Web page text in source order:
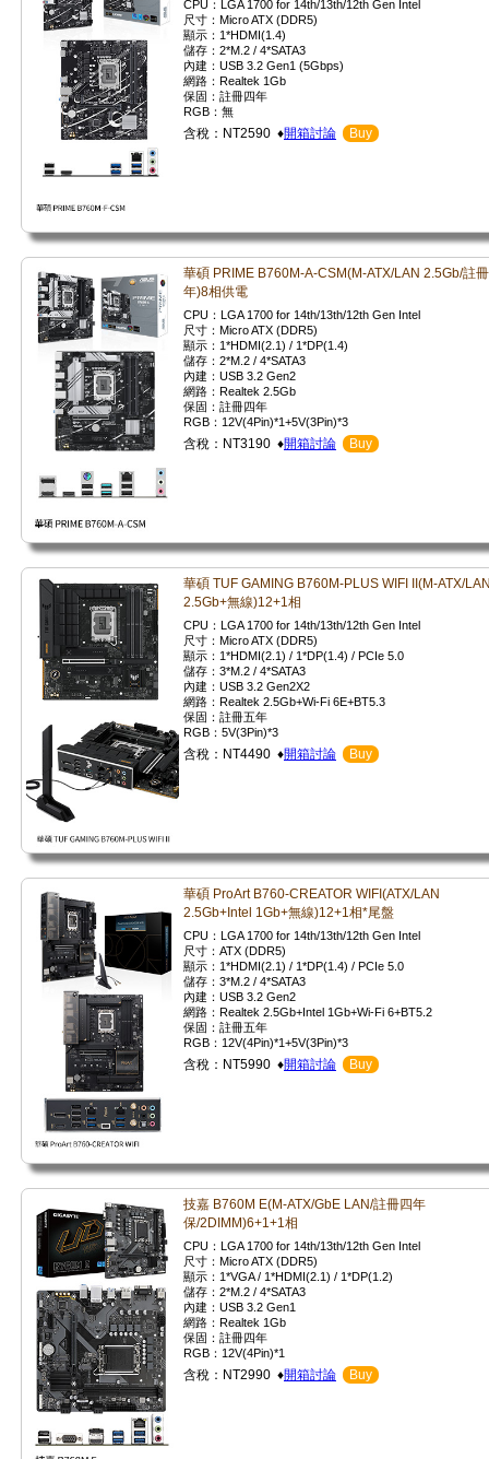
CPU：LGA 1700 for 14th/13th/12th Gen Intel
尺寸：Micro ATX (DDR5)
顯示：1*HDMI(1.4)
儲存：2*M.2 / 4*SATA3
內建：USB 3.2 Gen1 (5Gbps)
網路：Realtek 1Gb
保固：註冊四年
RGB：無
含稅：NT2590 ♦開箱討論 Buy
華碩 PRIME B760M-A-CSM(M-ATX/LAN 2.5Gb/註
年)8相供電
CPU：LGA 1700 for 14th/13th/12th Gen Intel
尺寸：Micro ATX (DDR5)
顯示：1*HDMI(2.1) / 1*DP(1.4)
儲存：2*M.2 / 4*SATA3
內建：USB 3.2 Gen2
網路：Realtek 2.5Gb
保固：註冊四年
RGB：12V(4Pin)*1+5V(3Pin)*3
含稅：NT3190 ♦開箱討論 Buy
華碩 TUF GAMING B760M-PLUS WIFI II(M-ATX/
2.5Gb+無線)12+1相
CPU：LGA 1700 for 14th/13th/12th Gen Intel
尺寸：Micro ATX (DDR5)
顯示：1*HDMI(2.1) / 1*DP(1.4) / PCIe 5.0
儲存：3*M.2 / 4*SATA3
內建：USB 3.2 Gen2X2
網路：Realtek 2.5Gb+Wi-Fi 6E+BT5.3
保固：註冊五年
RGB：5V(3Pin)*3
含稅：NT4490 ♦開箱討論 Buy
華碩 ProArt B760-CREATOR WIFI(ATX/LAN
2.5Gb+Intel 1Gb+無線)12+1相*尾盤
CPU：LGA 1700 for 14th/13th/12th Gen Intel
尺寸：ATX (DDR5)
顯示：1*HDMI(2.1) / 1*DP(1.4) / PCIe 5.0
儲存：3*M.2 / 4*SATA3
內建：USB 3.2 Gen2
網路：Realtek 2.5Gb+Intel 1Gb+Wi-Fi 6+BT5.2
保固：註冊五年
RGB：12V(4Pin)*1+5V(3Pin)*3
含稅：NT5990 ♦開箱討論 Buy
技嘉 B760M E(M-ATX/GbE LAN/註冊四年
保/2DIMM)6+1+1相
CPU：LGA 1700 for 14th/13th/12th Gen Intel
尺寸：Micro ATX (DDR5)
顯示：1*VGA / 1*HDMI(2.1) / 1*DP(1.2)
儲存：2*M.2 / 4*SATA3
內建：USB 3.2 Gen1
網路：Realtek 1Gb
保固：註冊四年
RGB：12V(4Pin)*1
含稅：NT2990 ♦開箱討論 Buy